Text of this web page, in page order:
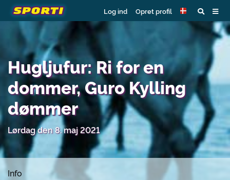
Log ind Opret profil
Hugljufur: Ri for en
dommer, Guro Kylling
dømmer
Lørdag den 8. maj 2021
Info